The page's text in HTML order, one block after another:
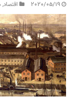
2020/05/19 اقتصاد,